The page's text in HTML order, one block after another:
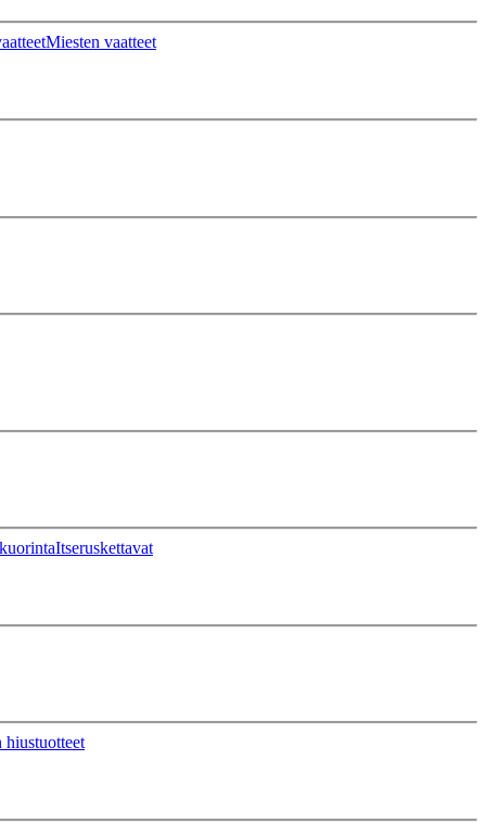
Miesten vaatteet
Itseruskettavat
hiustuotteet